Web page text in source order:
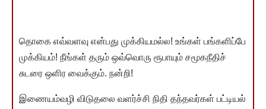
தொகை எவ்வளவு என்பது முக்கியமல்ல! உங்கள் பங்களிப்பே
முக்கியம்! நீங்கள் தரும் ஒவ்வொரு ரூபாயும் சமூகநீதிச்
சுடரை ஒளிர வைக்கும். நன்றி!
இணையம்வழி விடுதலை வளர்ச்சி நிதி தந்தவர்கள் பட்டியல்